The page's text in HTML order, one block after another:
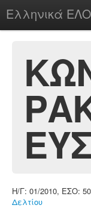
Ελληνικά ΕΛΟ
chesstu.be @
Login
Η/Γ: 01/2010, ΕΣΟ:
Δελτίου